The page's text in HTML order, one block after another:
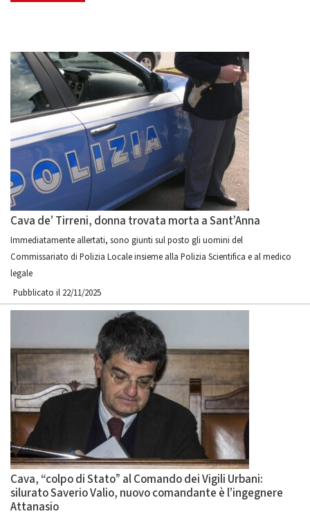
Cava de’ Tirreni, donna trovata morta a Sant’Anna
Immediatamente allertati, sono giunti sul posto gli uomini del
Commissariato di Polizia Locale insieme alla Polizia Scientifica e al medico
legale
Pubblicato il 22/11/2025
Cava, “colpo di Stato” al Comando dei Vigili Urbani:
silurato Saverio Valio, nuovo comandante è l’ingegnere
Attanasio